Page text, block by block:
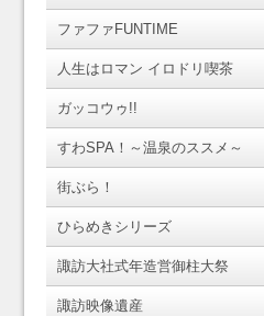
ファファFUNTIME
人生はロマン イロドリ喫茶
ガッコウゥ!!
すわSPA！～温泉のススメ～
街ぶら！
ひらめきシリーズ
諏訪大社式年造営御柱大祭
諏訪映像遺産